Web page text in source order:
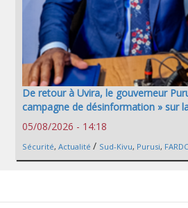
De retour à Uvira, le gouverneur
campagne de désinformation » sur
05/08/2026 - 14:18
Sécurité, Actualité / Sud-Kivu, Purusi, FARDC